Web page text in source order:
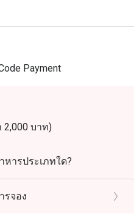
เด่นอย่าง แกงส้มแป๊ะซะ
ฟเฟต์ซีฟู้ดคุณภาพ คุ้ม
ารมื้ออร่อย เดินทางง่าย
บจัดเต็มในเมือง
เป็นวิธีทานอาหารที่
การ คุณก็จะได้รับส่วนลด
Payment
2,000 บาท)
หารประเภทใด?
พ เน้นวัตถุดิบสดและเมนู
รจอง